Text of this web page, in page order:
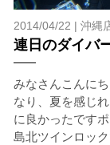
2014/04/22 | 沖縄
連日のダイバ
みなさんこんに
なり、夏を感じ
に良かったです
島北ツインロッ